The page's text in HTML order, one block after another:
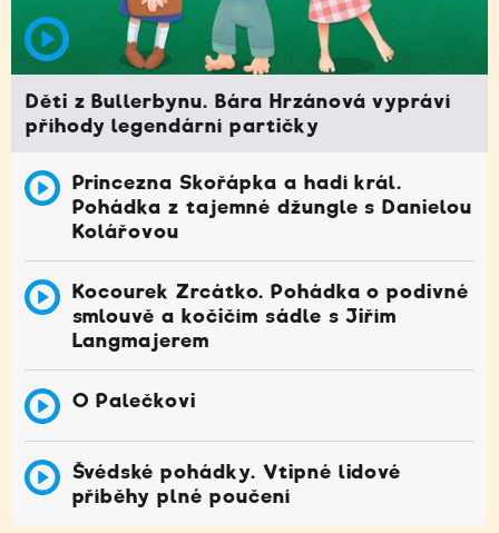
Děti z Bullerbynu. Bára Hrzánová vypráví
příhody legendární partičky
Princezna Skořápka a hadí král.
Pohádka z tajemné džungle s Danielou
Kolářovou
Kocourek Zrcátko. Pohádka o podivné
smlouvě a kočičím sádle s Jiřím
Langmajerem
O Palečkovi
Švédské pohádky. Vtipné lidové
příběhy plné poučení